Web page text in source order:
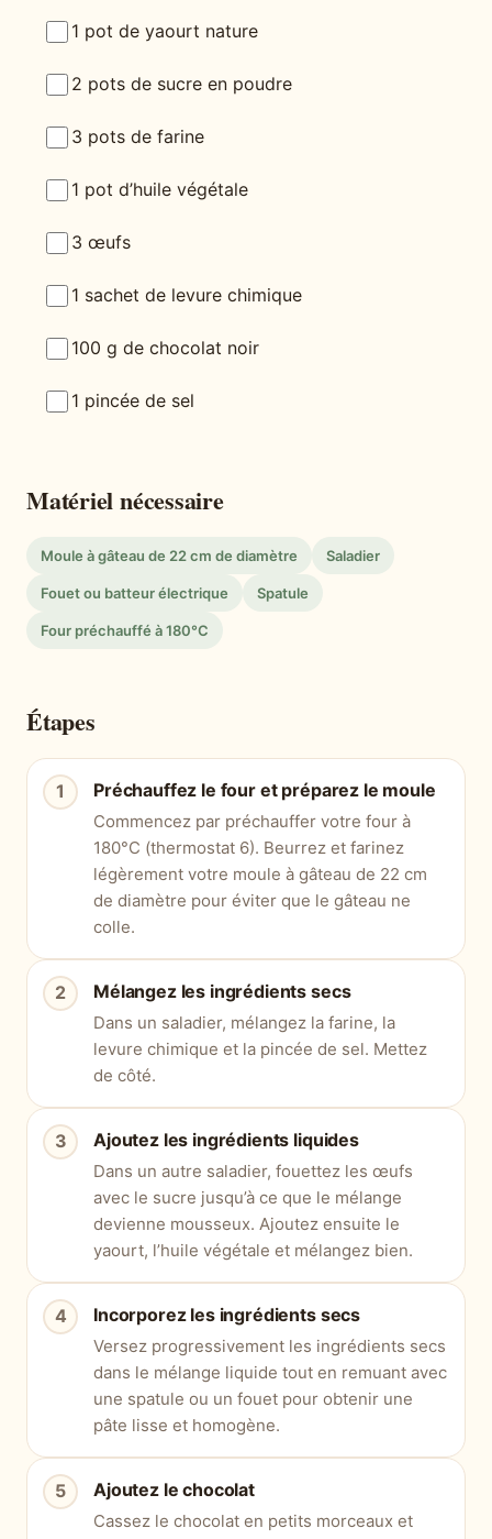
1 pot de yaourt nature
2 pots de sucre en poudre
3 pots de farine
1 pot d’huile végétale
3 œufs
1 sachet de levure chimique
100 g de chocolat noir
1 pincée de sel
Matériel nécessaire
Moule à gâteau de 22 cm de diamètre Saladier
Fouet ou batteur électrique Spatule
Four préchauffé à 180°C
Étapes
Préchauffez le four et préparez le moule
Commencez par préchauffer votre four à
180°C (thermostat 6). Beurrez et farinez
légèrement votre moule à gâteau de 22 cm
de diamètre pour éviter que le gâteau ne
colle.
Mélangez les ingrédients secs
Dans un saladier, mélangez la farine, la
levure chimique et la pincée de sel. Mettez
de côté.
Ajoutez les ingrédients liquides
Dans un autre saladier, fouettez les œufs
avec le sucre jusqu’à ce que le mélange
devienne mousseux. Ajoutez ensuite le
yaourt, l’huile végétale et mélangez bien.
Incorporez les ingrédients secs
Versez progressivement les ingrédients secs
dans le mélange liquide tout en remuant avec
une spatule ou un fouet pour obtenir une
pâte lisse et homogène.
Ajoutez le chocolat
Cassez le chocolat en petits morceaux et